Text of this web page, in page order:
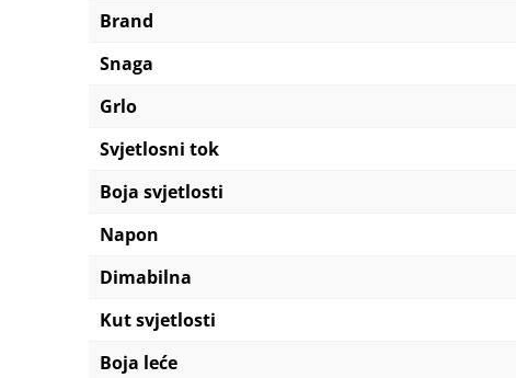
Brand
Snaga
Grlo
Svjetlosni tok
Boja svjetlosti
Napon
Dimabilna
Kut svjetlosti
Boja leće